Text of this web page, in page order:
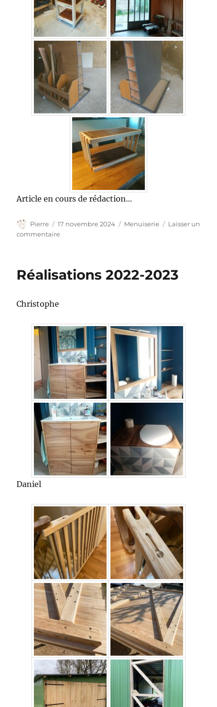
Article en cours de rédaction…
Auteur
Pierre
Publié
le
17 novembre 2024 Catégories
Menuiserie
Laisser un
commentairesur
Réalisations 2022-2023
Christophe
Daniel